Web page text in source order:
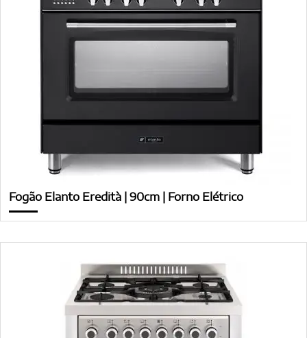
Fogão Elanto Eredità | 90cm | Forno Elétrico